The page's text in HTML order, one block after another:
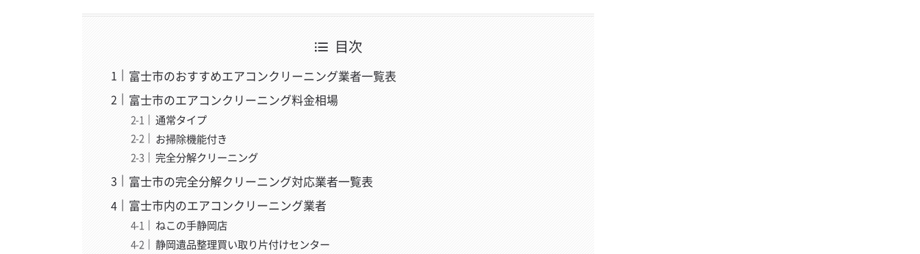
目次
富士市のおすすめエアコンクリーニング業者一覧表
富士市のエアコンクリーニング料金相場
通常タイプ
お掃除機能付き
完全分解クリーニング
富士市の完全分解クリーニング対応業者一覧表
富士市内のエアコンクリーニング業者
ねこの手静岡店
静岡遺品整理買い取り片付けセンター